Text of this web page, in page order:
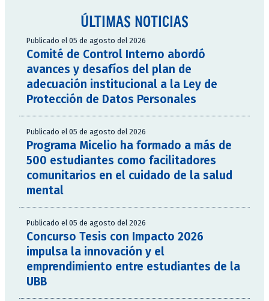
ÚLTIMAS NOTICIAS
Publicado el 05 de agosto del 2026
Comité de Control Interno abordó
avances y desafíos del plan de
adecuación institucional a la Ley de
Protección de Datos Personales
Publicado el 05 de agosto del 2026
Programa Micelio ha formado a más de
500 estudiantes como facilitadores
comunitarios en el cuidado de la salud
mental
Publicado el 05 de agosto del 2026
Concurso Tesis con Impacto 2026
impulsa la innovación y el
emprendimiento entre estudiantes de la
UBB